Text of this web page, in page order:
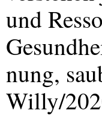
und
nung,
Willy/